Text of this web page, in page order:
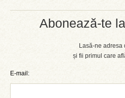
Abonează-te
Lasă-ne adresa
și fii primul care
E-mail: